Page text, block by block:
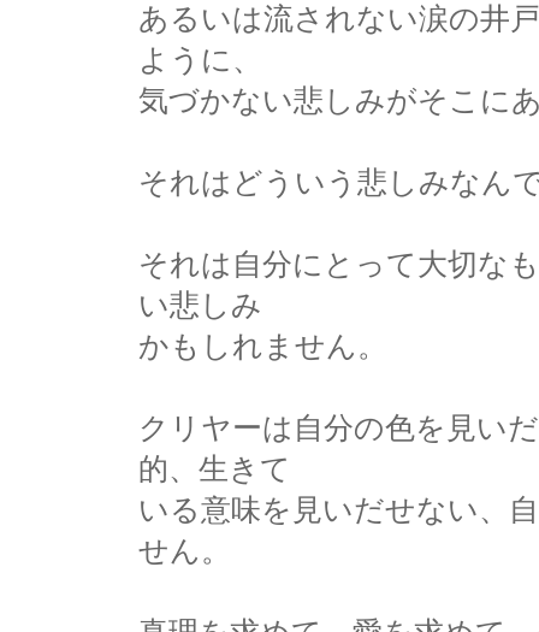
あるいは流されない涙の井
ように、
気づかない悲しみがそこに
それはどういう悲しみなん
それは自分にとって大切な
い悲しみ
かもしれません。
クリヤーは自分の色を見い
的、生きて
いる意味を見いだせない、
せん。